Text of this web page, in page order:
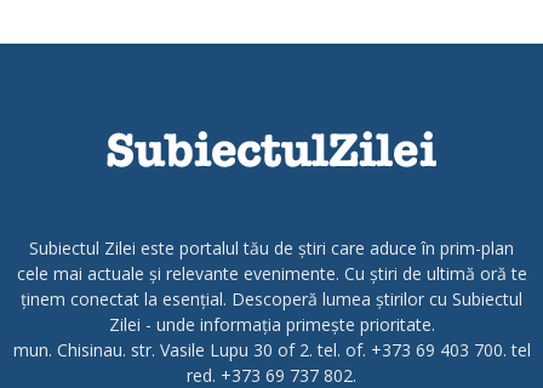
Subiectul Zilei este portalul tău de știri care aduce în prim-plan
cele mai actuale și relevante evenimente. Cu știri de ultimă oră te
ținem conectat la esențial. Descoperă lumea știrilor cu Subiectul
Zilei - unde informația primește prioritate.
mun. Chisinau. str. Vasile Lupu 30 of 2. tel. of. +373 69 403 700. tel
red. +373 69 737 802.